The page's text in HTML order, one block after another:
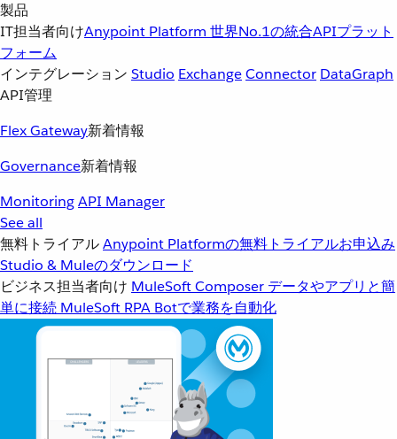
製品
IT担当者向けAnypoint Platform 世界No.1の統合APIプラット
フォーム
インテグレーション Studio ExchangeConnector DataGraph
API管理
Flex Gateway新着情報
Governance新着情報
MonitoringAPI Manager
See all
無料トライアルAnypoint Platformの無料トライアルお申込み
Studio & Muleのダウンロード
ビジネス担当者向け MuleSoft Composer データやアプリと簡
単に接続 MuleSoft RPA Botで業務を自動化